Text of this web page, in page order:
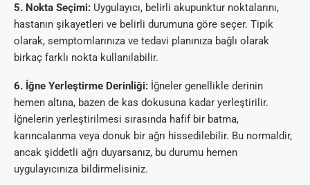
5. Nokta Seçimi: Uygulayıcı, belirli akupunktur noktalarını,
hastanın şikayetleri ve belirli durumuna göre seçer. Tipik
olarak, semptomlarınıza ve tedavi planınıza bağlı olarak
birkaç farklı nokta kullanılabilir.
6. İğne Yerleştirme Derinliği: İğneler genellikle derinin
hemen altına, bazen de kas dokusuna kadar yerleştirilir.
İğnelerin yerleştirilmesi sırasında hafif bir batma,
karıncalanma veya donuk bir ağrı hissedilebilir. Bu normaldir,
ancak şiddetli ağrı duyarsanız, bu durumu hemen
uygulayıcınıza bildirmelisiniz.